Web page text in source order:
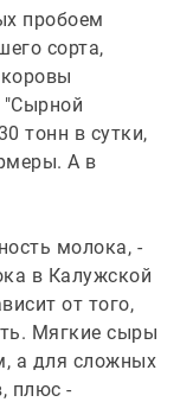
пробоем
сорта,
"Сырной
тонн в сутки,
А в
молока, -
в Калужской
от того,
Мягкие сыры
а для сложных
плюс -